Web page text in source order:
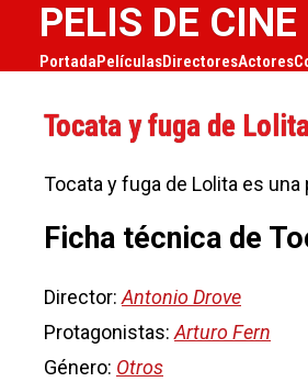
PELIS DE CINE
PortadaPelículasDirectoresActores
Tocata y fuga de
Tocata y fuga de Lolita es
Ficha técnica de
Director:Antonio Drove
Protagonistas:Arturo Fern
Género: Otros